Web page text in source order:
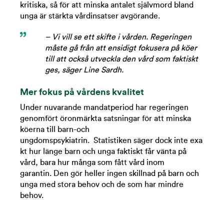
kritiska, så för att minska antalet självmord bland
unga är stärkta vårdinsatser avgörande.
– Vi vill se ett skifte i vården. Regeringen
måste gå från att ensidigt fokusera på köer
till att också utveckla den vård som faktiskt
ges, säger Line Sardh.
Mer fokus på vårdens kvalitet
Under nuvarande mandatperiod har regeringen
genomfört öronmärkta satsningar för att minska
köerna till barn-och
ungdomspsykiatrin. Statistiken säger dock inte exa
kt hur länge barn och unga faktiskt får vänta på
vård, bara hur många som fått vård inom
garantin. Den gör heller ingen skillnad på barn och
unga med stora behov och de som har mindre
behov.